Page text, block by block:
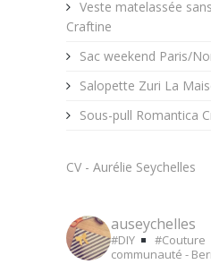
Veste matelassée
Craftine
Sac weekend Paris/
Salopette Zuri La
Sous-pull Romantica
CV - Aurélie Seychelles
auseychelles
#DIY #Couture
communauté -